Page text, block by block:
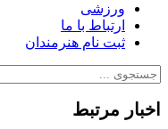
ورزشی
ارتباط با ما
ثبت نام هنرمندان
اخبار مرتبط